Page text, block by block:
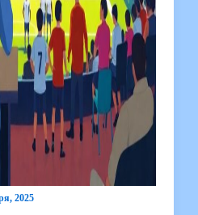
2025